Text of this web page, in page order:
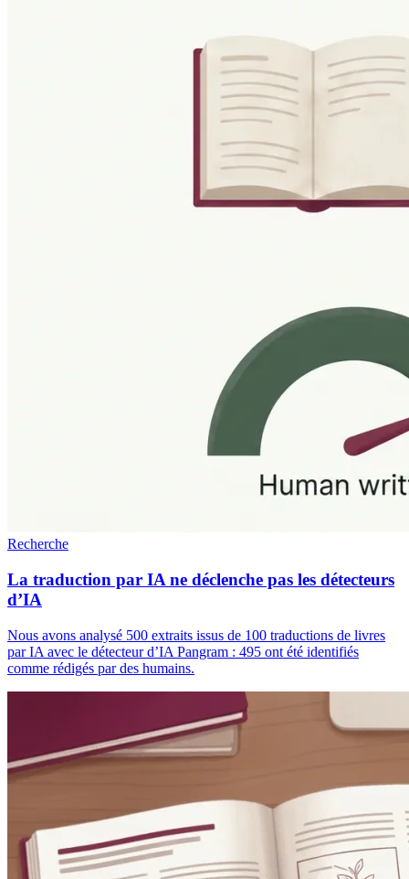
Recherche
La traduction par IA ne déclenche pas les détecteurs
d’IA
Nous avons analysé 500 extraits issus de 100 traductions de livres
par IA avec le détecteur d’IA Pangram : 495 ont été identifiés
comme rédigés par des humains.